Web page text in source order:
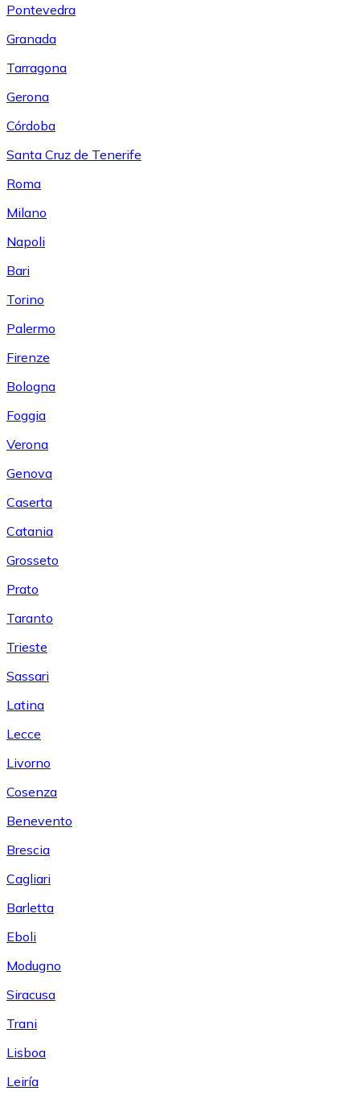
Pontevedra
Granada
Tarragona
Gerona
Córdoba
Santa Cruz de Tenerife
Roma
Milano
Napoli
Bari
Torino
Palermo
Firenze
Bologna
Foggia
Verona
Genova
Caserta
Catania
Grosseto
Prato
Taranto
Trieste
Sassari
Latina
Lecce
Livorno
Cosenza
Benevento
Brescia
Cagliari
Barletta
Eboli
Modugno
Siracusa
Trani
Lisboa
Leiría